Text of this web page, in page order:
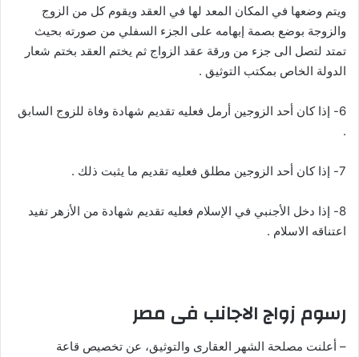
ويتم وضعها في المكان المعد لها في العقد ويقوم كل من الزوج
والزوجة بوضع بصمة إبهامه على الجزء السفلي من صورته بحيث
تمتد لتصل الى جزء من ورقة عقد الزواج ثم يختم العقد بختم شعار
الدولة الخاص بمكتب التوثيق .
6- إذا كان أحد الزوجين أرمل فعليه تقديم شهادة وفاة للزوج السابق
.
7- إذا كان أحد الزوجين مطلق فعليه تقديم ما يثبت ذلك .
8- إذا دخل الأجنبي في الإسلام فعليه تقديم شهادة من الأزهر تفيد
اعتناقه الاسلام .
رسوم زواج الاجانب فى مصر
– أعلنت مصلحة الشهر العقارى والتوثيق، عن تخصيص قاعة